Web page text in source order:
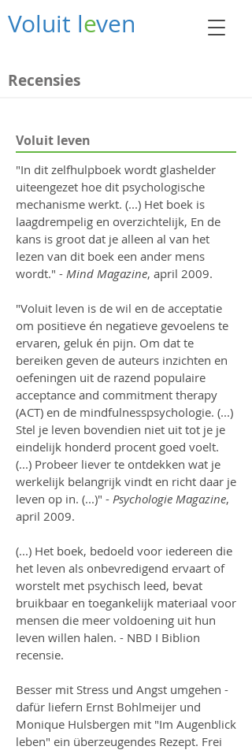
Voluit leven
Recensies
Voluit leven
"In dit zelfhulpboek wordt glashelder
uiteengezet hoe dit psychologische
mechanisme werkt. (...) Het boek is
laagdrempelig en overzichtelijk, En de
kans is groot dat je alleen al van het
lezen van dit boek een ander mens
wordt." - Mind Magazine, april 2009.
"Voluit leven is de wil en de acceptatie
om positieve én negatieve gevoelens te
ervaren, geluk én pijn. Om dat te
bereiken geven de auteurs inzichten en
oefeningen uit de razend populaire
acceptance and commitment therapy
(ACT) en de mindfulnesspsychologie. (...)
Stel je leven bovendien niet uit tot je je
eindelijk honderd procent goed voelt.
(...) Probeer liever te ontdekken wat je
werkelijk belangrijk vindt en richt daar je
leven op in. (...)" - Psychologie Magazine,
april 2009.
(...) Het boek, bedoeld voor iedereen die
het leven als onbevredigend ervaart of
worstelt met psychisch leed, bevat
bruikbaar en toegankelijk materiaal voor
mensen die meer voldoening uit hun
leven willen halen. - NBD I Biblion
recensie.
Besser mit Stress und Angst umgehen -
dafür liefern Ernst Bohlmeijer und
Monique Hulsbergen mit "Im Augenblick
leben" ein überzeugendes Rezept. Frei